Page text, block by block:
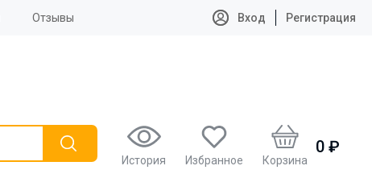
Отзывы Вход Регистрация
История Избранное Корзина
0 ₽